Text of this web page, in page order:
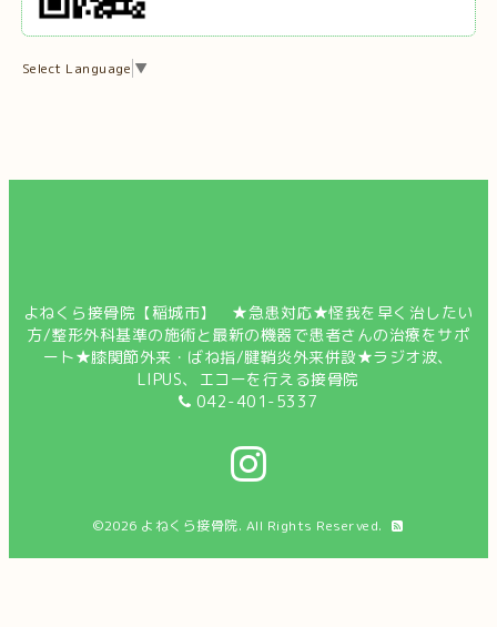
Select Language ▼
よねくら接骨院【稲城市】 ★急患対応★怪我を早く治したい
方/整形外科基準の施術と最新の機器で患者さんの治療をサポ
ート★膝関節外来・ばね指/腱鞘炎外来併設★ラジオ波、
LIPUS、エコーを行える接骨院
042-401-5337
©2026 よねくら接骨院. All Rights Reserved.